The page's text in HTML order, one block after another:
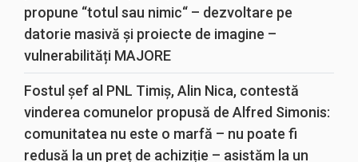
propune “totul sau nimic“ – dezvoltare pe
datorie masivă și proiecte de imagine –
vulnerabilități MAJORE
Fostul șef al PNL Timiș, Alin Nica, contestă
vinderea comunelor propusă de Alfred Simonis:
comunitatea nu este o marfă – nu poate fi
redusă la un preț de achiziție – asistăm la un